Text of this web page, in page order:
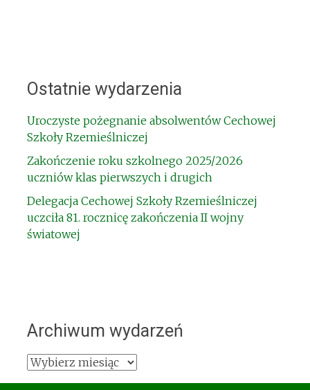
Ostatnie wydarzenia
Uroczyste pożegnanie absolwentów Cechowej
Szkoły Rzemieślniczej
Zakończenie roku szkolnego 2025/2026
uczniów klas pierwszych i drugich
Delegacja Cechowej Szkoły Rzemieślniczej
uczciła 81. rocznicę zakończenia II wojny
światowej
Archiwum wydarzeń
Archiwum